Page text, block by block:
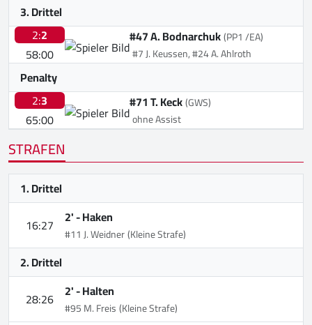
3. Drittel
2:2
58:00
#47 A. Bodnarchuk(PP1 /EA)
#7 J. Keussen, #24 A. Ahlroth
Penalty
2:3
65:00
#71 T. Keck(GWS)
ohne Assist
STRAFEN
1. Drittel
16:27 2' -Haken
#11 J. Weidner(Kleine Strafe)
2. Drittel
28:26 2' -Halten
#95 M. Freis(Kleine Strafe)